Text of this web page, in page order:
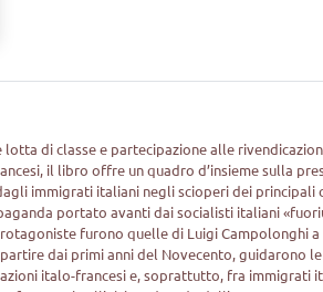
lotta di classe e partecipazione alle
il libro offre un quadro d’insieme sulla
immigrati italiani negli scioperi dei
portato avanti dai socialisti italiani
furono quelle di Luigi Campolonghi a
dai primi anni del Novecento, guidarono
italo-francesi e, soprattutto, fra immigrati